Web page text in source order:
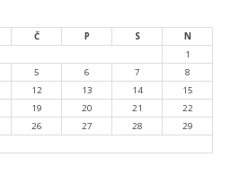
Č P S
N
1
5 6 7
8
12 13 14
15
19 20 21
22
26 27 28
29